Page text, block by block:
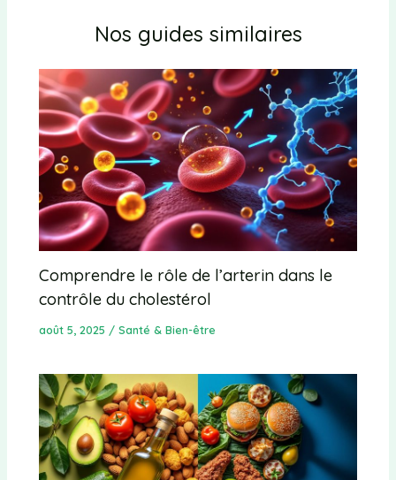
Nos guides similaires
Comprendre le rôle de l’arterin dans le
contrôle du cholestérol
août 5, 2025 /Santé & Bien-être